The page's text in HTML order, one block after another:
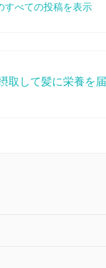
すべての投稿を表示
取して髪に栄養を届